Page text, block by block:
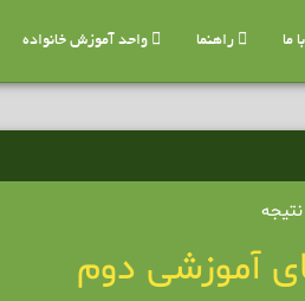
ما راهنما واحد آموزش خانواده
آموزشی دوم